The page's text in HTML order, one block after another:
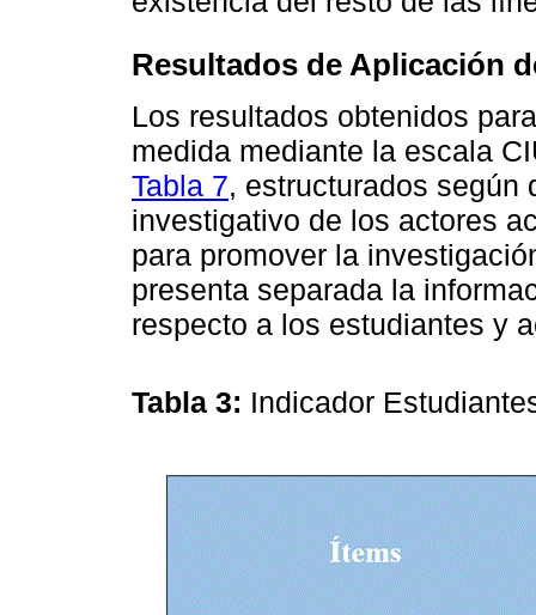
Resultados de Aplicación
Los resultados obtenidos
medida mediante la escala
Tabla 7, estructurados según
investigativo de los actores
para promover la
presenta separada la
respecto a los estudiantes y
Tabla 3: Indicador